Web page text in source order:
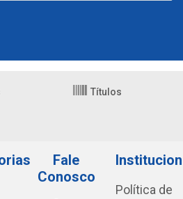
Títulos
Fale
Conosco
Política de